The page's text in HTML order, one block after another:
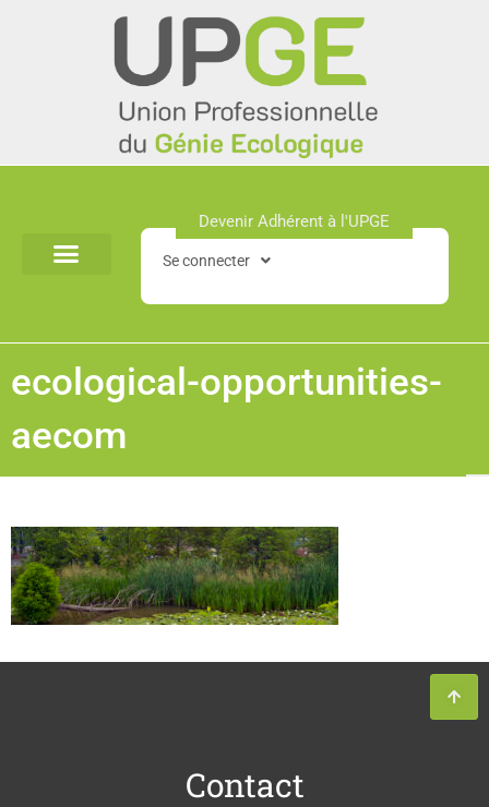
Devenir Adhérent à l'UPGE​
Se connecter
ecological-opportunities-
aecom
Contact